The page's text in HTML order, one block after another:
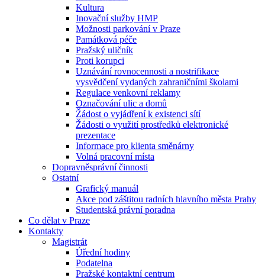
Kultura
Inovační služby HMP
Možnosti parkování v Praze
Památková péče
Pražský uličník
Proti korupci
Uznávání rovnocennosti a nostrifikace
vysvědčení vydaných zahraničními školami
Regulace venkovní reklamy
Označování ulic a domů
Žádost o vyjádření k existenci sítí
Žádosti o využití prostředků elektronické
prezentace
Informace pro klienta směnárny
Volná pracovní místa
Dopravněsprávní činnosti
Ostatní
Grafický manuál
Akce pod záštitou radních hlavního města Prahy
Studentská právní poradna
Co dělat v Praze
Kontakty
Magistrát
Úřední hodiny
Podatelna
Pražské kontaktní centrum